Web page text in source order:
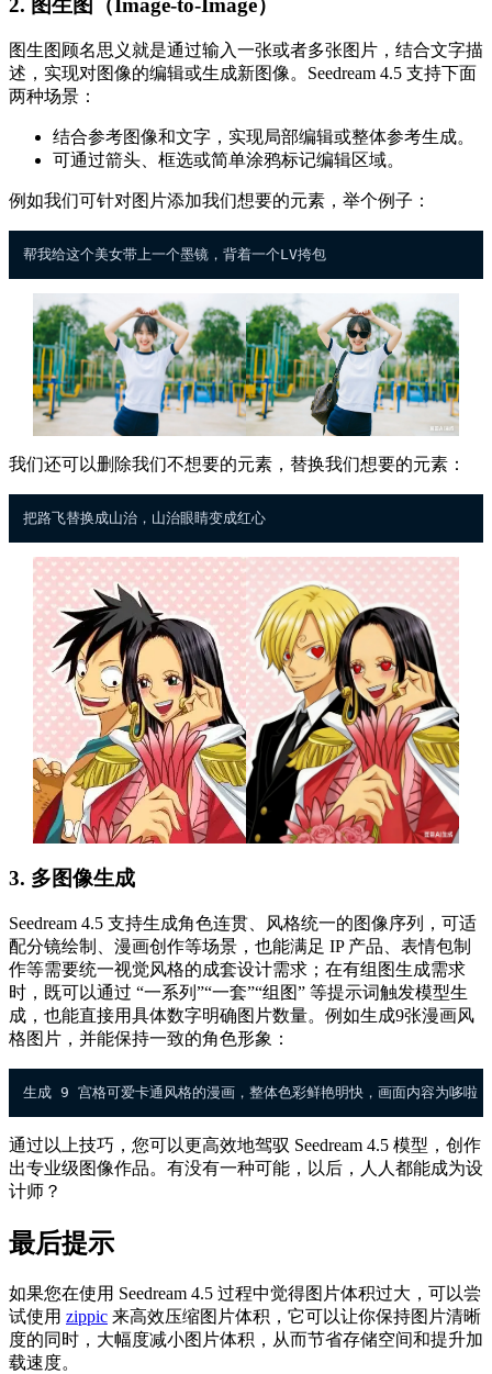
图生图顾名思义就是通过输入一张或者多张图片，结合文字描
述，实现对图像的编辑或生成新图像。Seedream 4.5 支持下面
两种场景：
结合参考图像和文字，实现局部编辑或整体参考生成。
可通过箭头、框选或简单涂鸦标记编辑区域。
例如我们可针对图片添加我们想要的元素，举个例子：
我们还可以删除我们不想要的元素，替换我们想要的元素：
3. 多图像生成
Seedream 4.5 支持生成角色连贯、风格统一的图像序列，可适
配分镜绘制、漫画创作等场景，也能满足 IP 产品、表情包制
作等需要统一视觉风格的成套设计需求；在有组图生成需求
时，既可以通过 “一系列”“一套”“组图” 等提示词触发模型生
成，也能直接用具体数字明确图片数量。例如生成9张漫画风
格图片，并能保持一致的角色形象：
通过以上技巧，您可以更高效地驾驭 Seedream 4.5 模型，创作
出专业级图像作品。有没有一种可能，以后，人人都能成为设
计师？
最后提示
如果您在使用 Seedream 4.5 过程中觉得图片体积过大，可以尝
试使用 zippic 来高效压缩图片体积，它可以让你保持图片清晰
度的同时，大幅度减小图片体积，从而节省存储空间和提升加
载速度。